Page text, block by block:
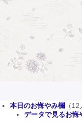
本日のお悔やみ欄 （12
データで見るお悔